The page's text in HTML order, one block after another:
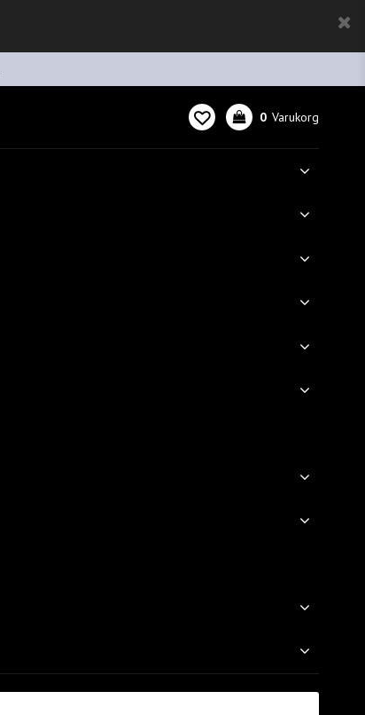
0 Varukorg